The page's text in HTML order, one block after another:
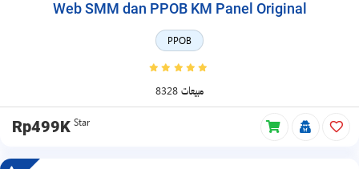
Web SMM dan PPOB KM Panel Original
PPOB
8328 مبيعات
Rp499K Star